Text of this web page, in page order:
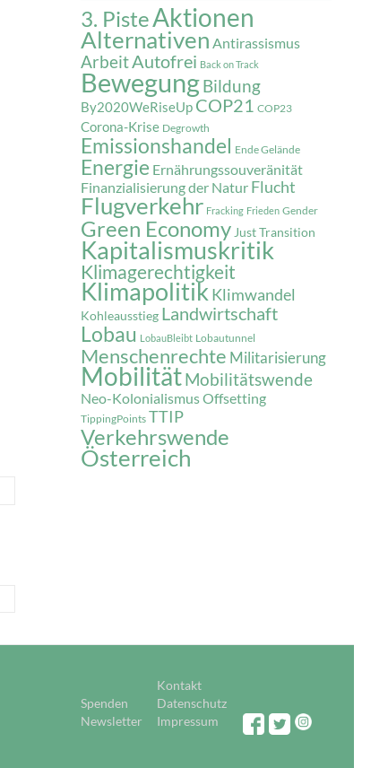
3. PisteAktionen
Alternativen Antirassismus
ArbeitAutofrei Back on Track
BewegungBildung
By2020WeRiseUp COP21 COP23
Corona-Krise Degrowth
Emissionshandel Ende Gelände
Energie Ernährungssouveränität
Finanzialisierung der Natur Flucht
Flugverkehr Fracking Frieden Gender
Green EconomyJust Transition
Kapitalismuskritik
Klimagerechtigkeit
Klimapolitik Klimwandel
Kohleausstieg Landwirtschaft
Lobau LobauBleibt Lobautunnel
Menschenrechte Militarisierung
MobilitätMobilitätswende
Neo-KolonialismusOffsetting
TippingPoints TTIP
Verkehrswende
Österreich
Kontakt
Spenden
Datenschutz
Newsletter
Impressum